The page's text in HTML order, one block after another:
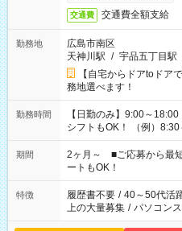
交通費 交通費全額支給
勤務地
広島市南区
天神川駅 / 宇品五丁目駅
【自宅からドアtoドア
務地選べます！
勤務時間
【日勤のみ】9:00～18:00（休憩60分） ■
シフトもOK！ （例）
「家族とお休みを合わせ
など、あなたのご希望に沿
ーク希望の方へ 今ご覧の
のお仕事の勤務時間。 合
ません
期間
2ヶ月～ ■ご応募から最
ートもOK！
特徴 履歴書不要 / 40～50代活
上の大量募集 / パソコン